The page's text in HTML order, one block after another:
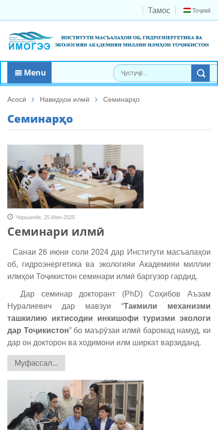
Тоҷикӣ
Тамос
Menu
Асосӣ Навидҳои илмӣ Семинарҳо
Семинарҳо
Чоршанбе, 25 Июн 2025
Семинари илмӣ
Санаи 26 июни соли 2024 дар Институти масъалаҳои
об, гидроэнергетика ва экологияи Академияи миллии
илмҳои Тоҷикистон семинари илмӣ баргузор гардид.
Дар семинар докторант (PhD) Соҳибов Аъзам
Нуралиевич дар мавзуи “Такмили механизми
ташкилию иктисодии инкишофи туризми экологи
дар Тоҷикистон” бо маърӯзаи илмӣ баромад намуд, ки
дар он докторон ва ходимони илм ширкат варзиданд.
Муфассал...